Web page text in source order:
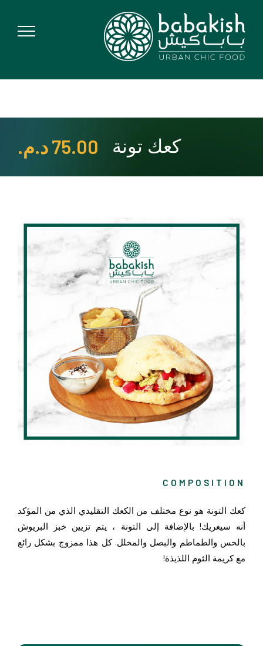
content
كعك تونة 75.00د.م.
COMPOSITION
كعك التونة هو نوع مختلف من الكعك التقليدي الذي من المؤكد
أنه سيغريك! بالإضافة إلى التونة ، يتم تزيين خبز البريوش
بالخس والطماطم والبصل والمخلل. كل هذا ممزوج بشكل رائع
مع كريمة الثوم اللذيذة!